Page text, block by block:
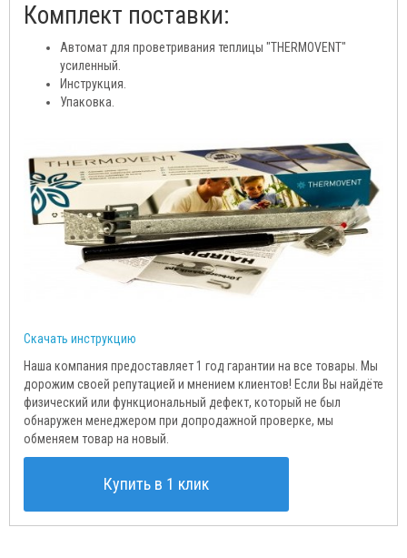
Комплект поставки:
Автомат для проветривания теплицы "THERMOVENT"
усиленный.
Инструкция.
Упаковка.
Скачать инструкцию
Наша компания предоставляет 1 год гарантии на все товары. Мы
дорожим своей репутацией и мнением клиентов! Если Вы найдёте
физический или функциональный дефект, который не был
обнаружен менеджером при допродажной проверке, мы
обменяем товар на новый.
Купить в 1 клик